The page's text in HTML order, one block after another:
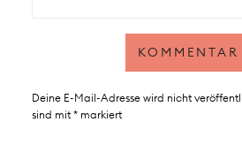
Deine E-Mail-Adresse wird nicht
sind mit *markiert